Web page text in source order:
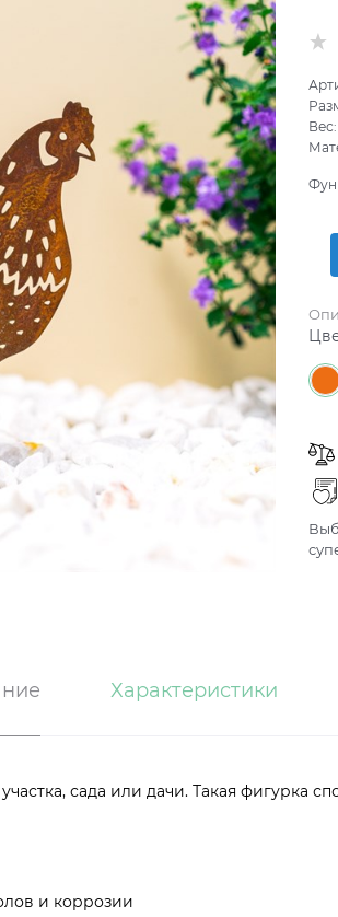
Вес:
Характеристики
сада или дачи. Такая фигурка
и коррозии